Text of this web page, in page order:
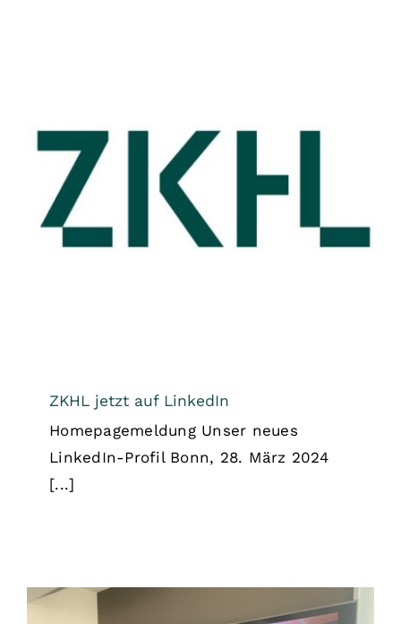
ZKHL jetzt auf LinkedIn
Allgemein
ZKHL jetzt auf LinkedIn
Homepagemeldung Unser neues
LinkedIn-Profil Bonn, 28. März 2024
[...]